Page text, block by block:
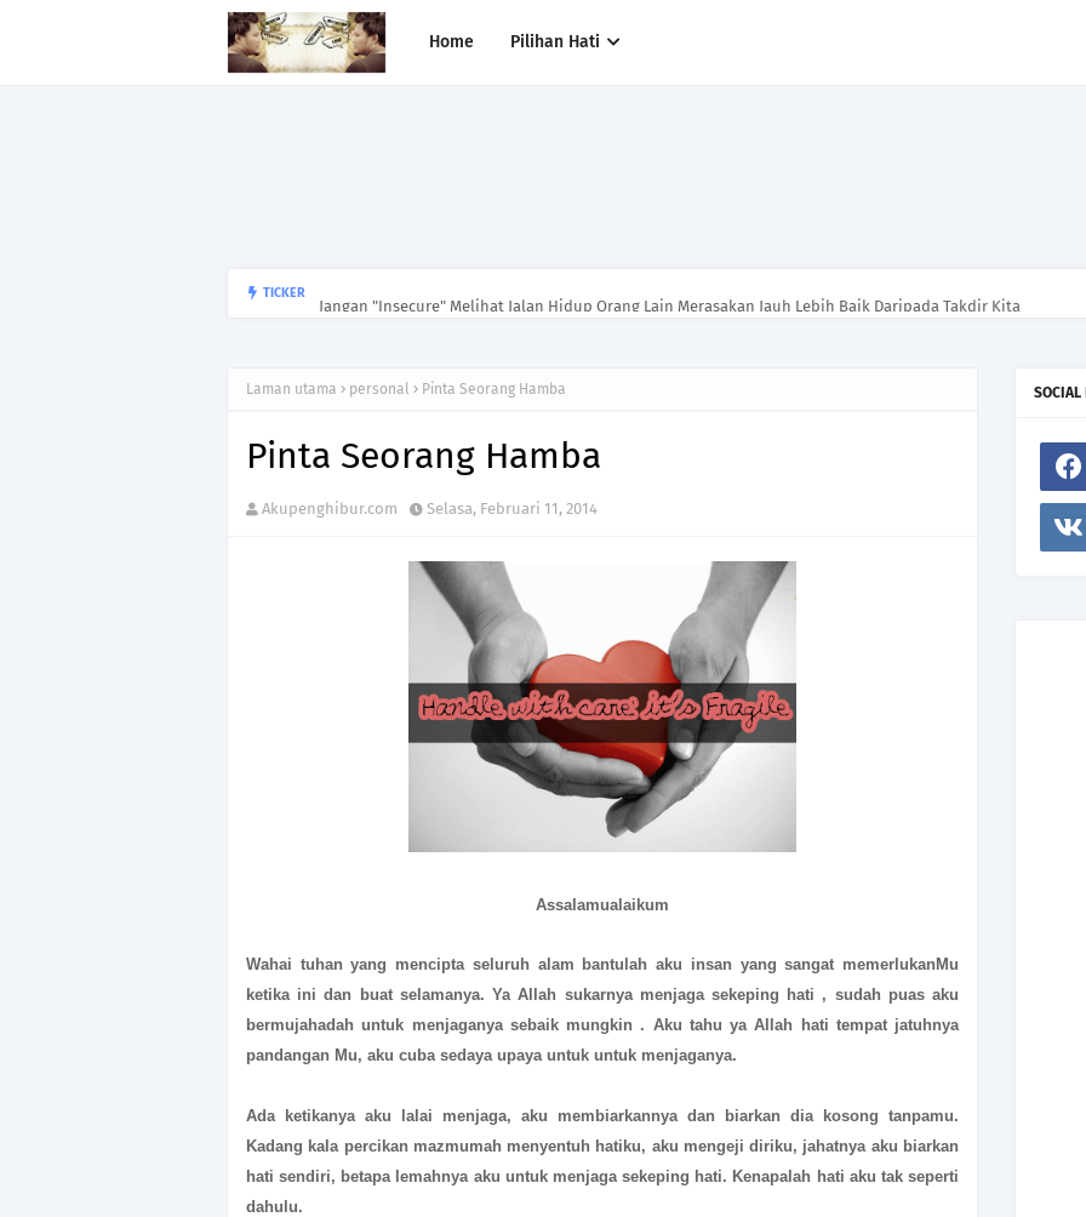
Home Pilihan Hati
TICKER
Laman utama personal Pinta Seorang Hamba
Pinta Seorang Hamba
Akupenghibur.com Selasa, Februari 11, 2014
Assalamualaikum
Wahai tuhan yang mencipta seluruh alam bantulah aku insan yang sangat memerlukanMu
ketika ini dan buat selamanya. Ya Allah sukarnya menjaga sekeping hati , sudah puas aku
bermujahadah untuk menjaganya sebaik mungkin . Aku tahu ya Allah hati tempat jatuhnya
pandangan Mu, aku cuba sedaya upaya untuk untuk menjaganya.
Ada ketikanya aku lalai menjaga, aku membiarkannya dan biarkan dia kosong tanpamu.
Kadang kala percikan mazmumah menyentuh hatiku, aku mengeji diriku, jahatnya aku biarkan
hati sendiri, betapa lemahnya aku untuk menjaga sekeping hati. Kenapalah hati aku tak seperti
dahulu.
SOCIAL